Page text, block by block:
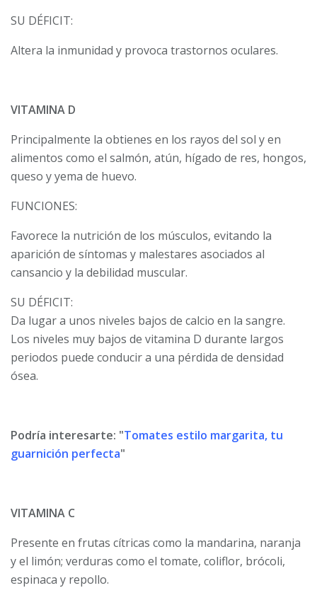
SU DÉFICIT:
Altera la inmunidad y provoca trastornos oculares.
VITAMINA D
Principalmente la obtienes en los rayos del sol y en
alimentos como el salmón, atún, hígado de res, hongos,
queso y yema de huevo.
FUNCIONES:
Favorece la nutrición de los músculos, evitando la
aparición de síntomas y malestares asociados al
cansancio y la debilidad muscular.
SU DÉFICIT:
Da lugar a unos niveles bajos de calcio en la sangre.
Los niveles muy bajos de vitamina D durante largos
periodos puede conducir a una pérdida de densidad
ósea.
Podría interesarte: "Tomates estilo margarita, tu
guarnición perfecta"
VITAMINA C
Presente en frutas cítricas como la mandarina, naranja
y el limón; verduras como el tomate, coliflor, brócoli,
espinaca y repollo.